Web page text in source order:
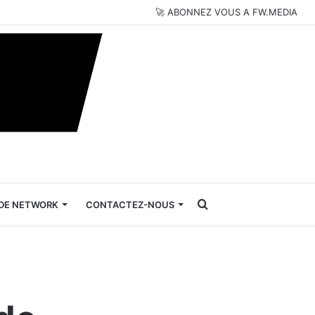
🚀 ABONNEZ VOUS A FW.MEDIA
NETWORK CONTACTEZ-NOUS Rechercher